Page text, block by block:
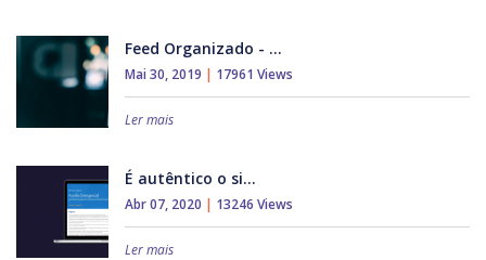
Feed Organizado - ...
Mai 30, 2019 | 17961 Views
Ler mais
É autêntico o si...
Abr 07, 2020 | 13246 Views
Ler mais